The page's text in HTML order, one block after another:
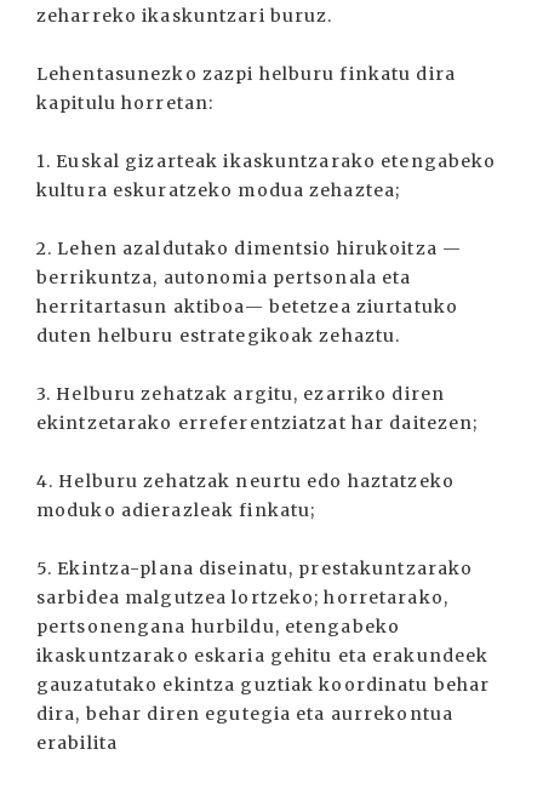
zeharreko ikaskuntzari buruz.
Lehentasunezko zazpi helburu finkatu dira
kapitulu horretan:
1. Euskal gizarteak ikaskuntzarako etengabeko
kultura eskuratzeko modua zehaztea;
2. Lehen azaldutako dimentsio hirukoitza —
berrikuntza, autonomia pertsonala eta
herritartasun aktiboa— betetzea ziurtatuko
duten helburu estrategikoak zehaztu.
3. Helburu zehatzak argitu, ezarriko diren
ekintzetarako erreferentziatzat har daitezen;
4. Helburu zehatzak neurtu edo haztatzeko
moduko adierazleak finkatu;
5. Ekintza-plana diseinatu, prestakuntzarako
sarbidea malgutzea lortzeko; horretarako,
pertsonengana hurbildu, etengabeko
ikaskuntzarako eskaria gehitu eta erakundeek
gauzatutako ekintza guztiak koordinatu behar
dira, behar diren egutegia eta aurrekontua
erabilita